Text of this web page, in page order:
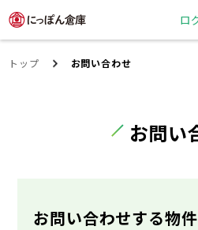
ロ
トップ お問い合わせ
お問い
お問い合わせする物件